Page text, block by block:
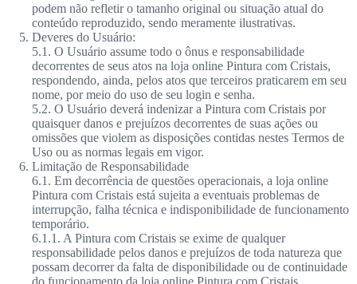
podem não refletir o tamanho original ou situação atual do
conteúdo reproduzido, sendo meramente ilustrativas.
Deveres do Usuário:
5.1. O Usuário assume todo o ônus e responsabilidade
decorrentes de seus atos na loja online Pintura com Cristais,
respondendo, ainda, pelos atos que terceiros praticarem em seu
nome, por meio do uso de seu login e senha.
5.2. O Usuário deverá indenizar a Pintura com Cristais por
quaisquer danos e prejuízos decorrentes de suas ações ou
omissões que violem as disposições contidas nestes Termos de
Uso ou as normas legais em vigor.
Limitação de Responsabilidade
6.1. Em decorrência de questões operacionais, a loja online
Pintura com Cristais está sujeita a eventuais problemas de
interrupção, falha técnica e indisponibilidade de funcionamento
temporário.
6.1.1. A Pintura com Cristais se exime de qualquer
responsabilidade pelos danos e prejuízos de toda natureza que
possam decorrer da falta de disponibilidade ou de continuidade
do funcionamento da loja online Pintura com Cristais.